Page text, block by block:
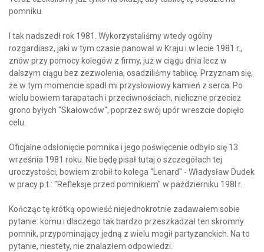
pomniku.
I tak nadszedł rok 1981. Wykorzystaliśmy wtedy ogólny
rozgardiasz, jaki w tym czasie panował w Kraju i w lecie 1981 r.,
znów przy pomocy kolegów z firmy, już w ciągu dnia lecz w
dalszym ciągu bez zezwolenia, osadziliśmy tablicę. Przyznam się,
że w tym momencie spadł mi przysłowiowy kamień z serca. Po
wielu bowiem tarapatach i przeciwnościach, nieliczne przecież
grono byłych "Skałowców", poprzez swój upór wreszcie dopięło
celu.
Oficjalne odsłonięcie pomnika i jego poświęcenie odbyło się 13
września 1981 roku. Nie będę pisał tutaj o szczegółach tej
uroczystości, bowiem zrobił to kolega "Lenard" - Władysław Dudek
w pracy p.t.: "Refleksje przed pomnikiem" w październiku 198l r.
Kończąc tę krótką opowieść niejednokrotnie zadawałem sobie
pytanie: komu i dlaczego tak bardzo przeszkadzał ten skromny
pomnik, przypominający jedną z wielu mogił partyzanckich. Na to
pytanie, niestety, nie znalazłem odpowiedzi.